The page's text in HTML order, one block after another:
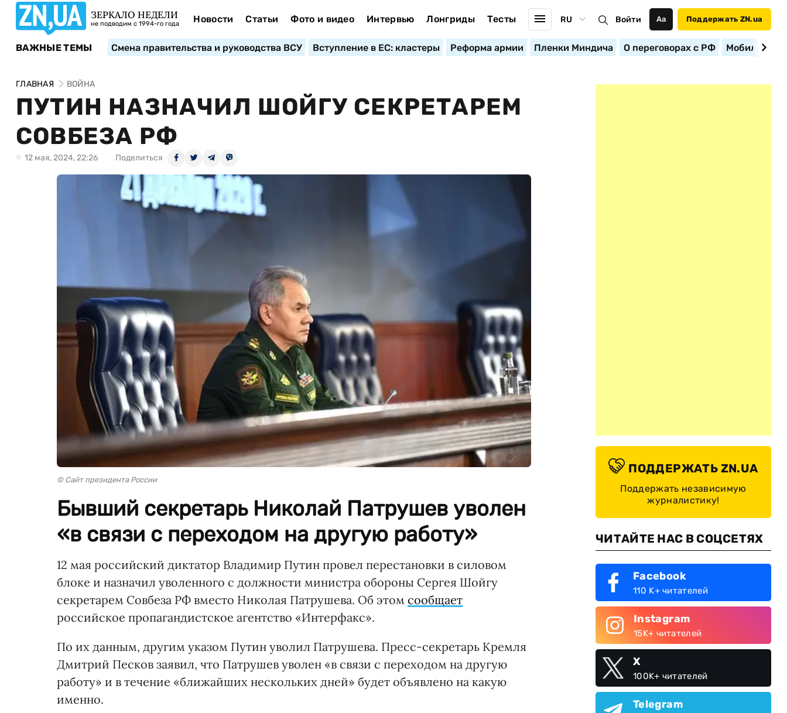
ЗЕРКАЛО НЕДЕЛИ
не подводим с 1994-го года Новости Статьи Фото и видео Интервью Лонгриды Тесты RU Войти Аа Поддержать ZN.ua
ВАЖНЫЕ ТЕМЫ Смена правительства и руководства ВСУ Вступление в ЕС: кластеры Реформа армии Пленки Миндича О переговорах с РФ
ГЛАВНАЯ ВОЙНА
ПУТИН НАЗНАЧИЛ ШОЙГУ СЕКРЕТАРЕМ
СОВБЕЗА РФ
12 мая, 2024, 22:26 Поделиться
© Сайт президента России
Бывший секретарь Николай Патрушев уволен
«в связи с переходом на другую работу»
12 мая российский диктатор Владимир Путин провел перестановки в силовом
блоке и назначил уволенного с должности министра обороны Сергея Шойгу
секретарем Совбеза РФ вместо Николая Патрушева. Об этом сообщает
российское пропагандистское агентство «Интерфакс».
По их данным, другим указом Путин уволил Патрушева. Пресс-секретарь Кремля
Дмитрий Песков заявил, что Патрушев уволен «в связи с переходом на другую
работу» и в течение «ближайших нескольких дней» будет объявлено на какую
именно.
ПОДДЕРЖАТЬ ZN.UA
Поддержать независимую
журналистику!
ЧИТАЙТЕ НАС В СОЦСЕТЯХ
Facebook
110 K+ читателей
Instagram
15K+ читателей
X
100K+ читателей
Telegram